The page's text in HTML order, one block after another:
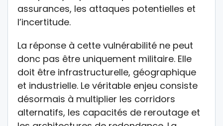
assurances, les attaques potentielles et
l’incertitude.
La réponse à cette vulnérabilité ne peut
donc pas être uniquement militaire. Elle
doit être infrastructurelle, géographique
et industrielle. Le véritable enjeu consiste
désormais à multiplier les corridors
alternatifs, les capacités de reroutage et